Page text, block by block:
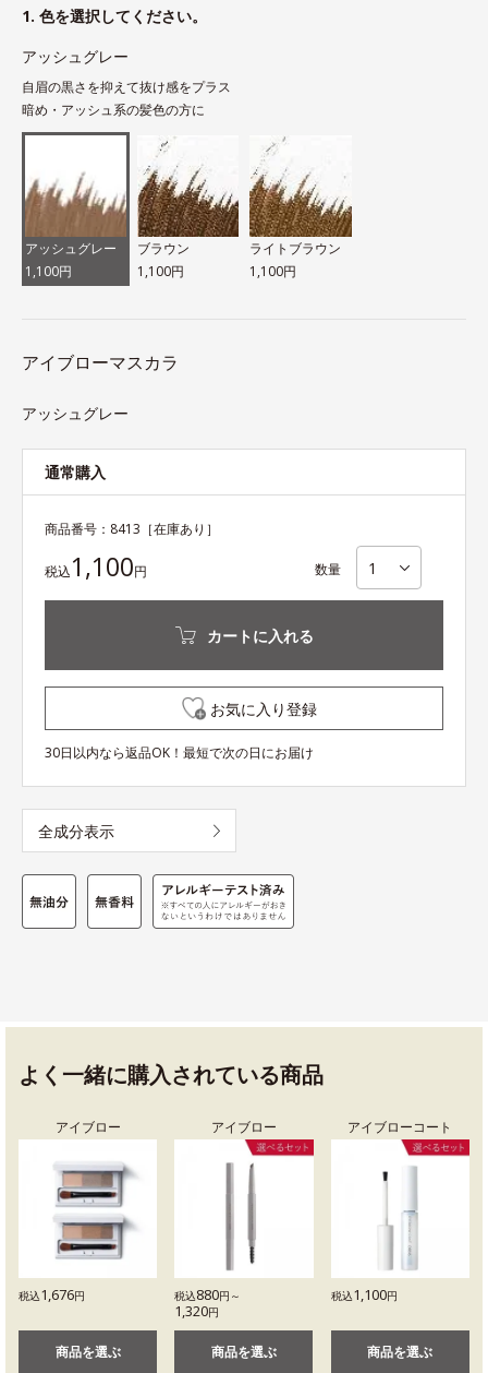
1. 色を選択してください。
アッシュグレー
自眉の黒さを抑えて抜け感をプラス
暗め・アッシュ系の髪色の方に
アッシュグレー
1,100円
ブラウン
1,100円
ライトブラウン
1,100円
アイブローマスカラ
アッシュグレー
通常購入
商品番号： 8413 ［在庫あり］
税込1,100円 数量
カートに入れる
お気に入り登録
30日以内なら返品OK！最短で次の日にお届け
全成分表示
よく一緒に購入されている商品
アイブロー
税込1,676円
商品を選ぶ
アイブロー
税込880円～
1,320円
商品を選ぶ
アイブローコート
税込1,100円
商品を選ぶ